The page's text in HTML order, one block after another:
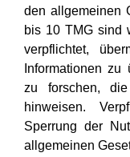
den allgemeinen
bis 10 TMG sind
verpflichtet,
Informationen
zu forschen,
hinweisen.
Sperrung der
allgemeinen